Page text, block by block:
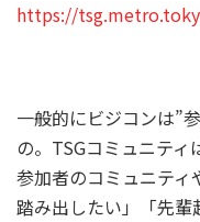
https://
一般的にビジコンは”
の。TSGコミュニテ
参加者のコミュニテ
踏み出したい」「先